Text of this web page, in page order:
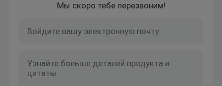
Мы скоро тебе перезвоним!